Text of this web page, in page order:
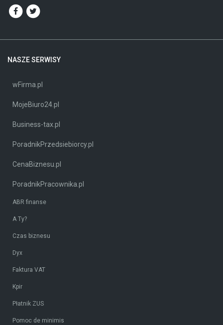
NASZE SERWISY
wFirma.pl
MojeBiuro24.pl
Business-tax.pl
PoradnikPrzedsiebiorcy.pl
CenaBiznesu.pl
PoradnikPracownika.pl
ABR finanse
A Ty?
Czas biznesu
Dyx
Faktura VAT
Kpir
Płatnik ZUS
Pomoc de minimis